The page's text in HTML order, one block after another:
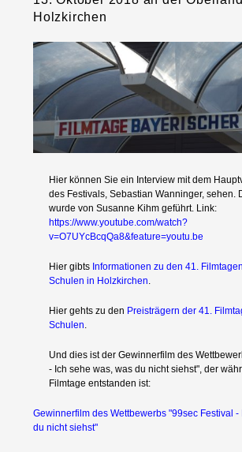
Kontakt
Preisträger
Holzkirchen
Hier können Sie ein Interview mit dem
des Festivals, Sebastian Wanninger, sehen.
wurde von Susanne Kihm geführt. Link:
https://www.youtube.com/watch?
v=O7UYcBcqQa8&feature=youtu.be
Hier gibts Informationen zu den 41.
Schulen in Holzkirchen.
Hier gehts zu den Preisträgern der 41.
Schulen.
Und dies ist der Gewinnerfilm des
- Ich sehe was, was du nicht siehst", der
Filmtage entstanden ist:
Gewinnerfilm des Wettbewerbs "99sec Festival -
du nicht siehst"